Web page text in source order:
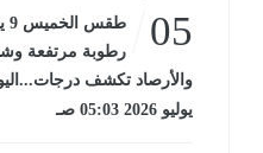
05
رطوبة مرتفعة
يوليو 2026 05:03 صـ